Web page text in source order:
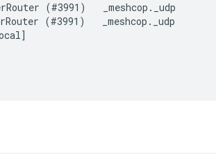
(#3991)   _meshcop._udp
(#3991)   _meshcop._udp